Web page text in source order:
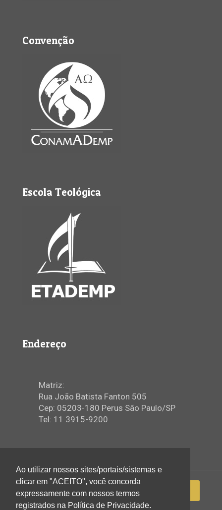
Convenção
Escola Teológica
Endereço
Matriz:
Rua João Batista Fanton 505
Cep: 05203-180 Perus São Paulo/SP
Tel: 11 3915-9200
Ao utilizar nossos sites/portais/sistemas e
clicar em "ACEITO", você concorda
expressamente com nossos termos
registrados na Política de Privacidade.